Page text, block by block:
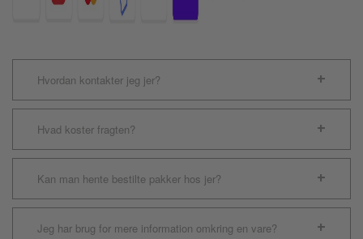
Hvordan kontakter jeg jer?
Hvad koster fragten?
Kan man hente bestilte pakker hos jer?
Jeg har brug for mere information omkring en vare?